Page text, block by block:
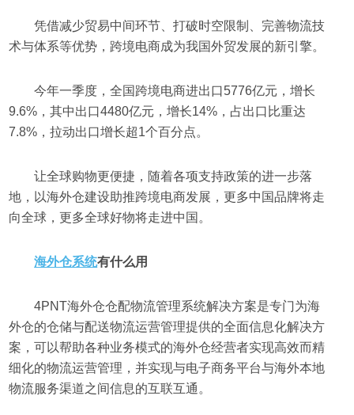
凭借减少贸易中间环节、打破时空限制、完善物流技
术与体系等优势，跨境电商成为我国外贸发展的新引擎。
今年一季度，全国跨境电商进出口5776亿元，增长
9.6%，其中出口4480亿元，增长14%，占出口比重达
7.8%，拉动出口增长超1个百分点。
让全球购物更便捷，随着各项支持政策的进一步落
地，以海外仓建设助推跨境电商发展，更多中国品牌将走
向全球，更多全球好物将走进中国。
海外仓系统有什么用
4PNT海外仓仓配物流管理系统解决方案是专门为海
外仓的仓储与配送物流运营管理提供的全面信息化解决方
案，可以帮助各种业务模式的海外仓经营者实现高效而精
细化的物流运营管理，并实现与电子商务平台与海外本地
物流服务渠道之间信息的互联互通。